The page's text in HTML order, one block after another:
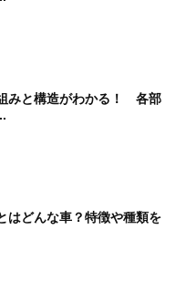
みと構造がわかる！ 各部
はどんな車？特徴や種類を